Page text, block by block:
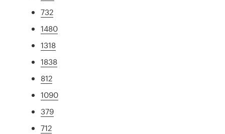
732
1480
1318
1838
812
1090
379
712